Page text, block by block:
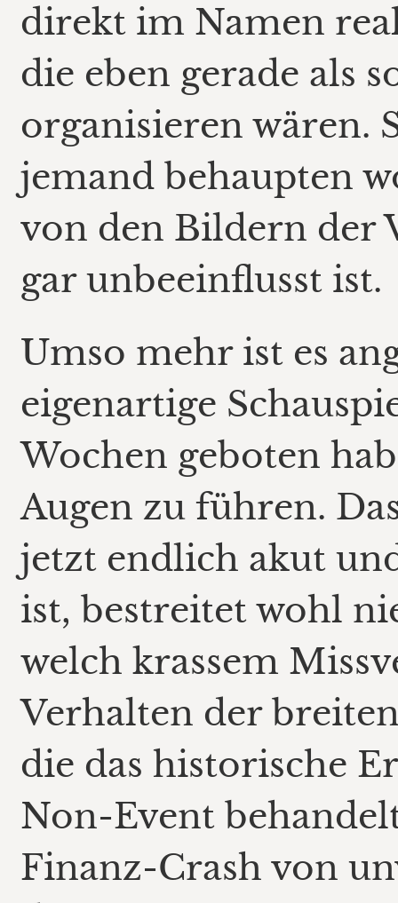
direkt im Namen
die eben gerade als
organisieren wären.
jemand behaupten
von den Bildern der
gar unbeeinflusst ist.
Umso mehr ist es
eigenartige
Wochen geboten
Augen zu führen.
jetzt endlich akut
ist, bestreitet wohl
welch krassem
Verhalten der
die das historische
Non-Event
Finanz-Crash von